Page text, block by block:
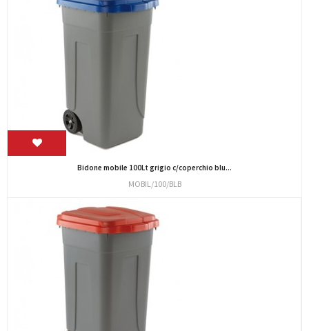
Bidone mobile 100Lt grigio c/coperchio blu...
MOBIL/100/BLB